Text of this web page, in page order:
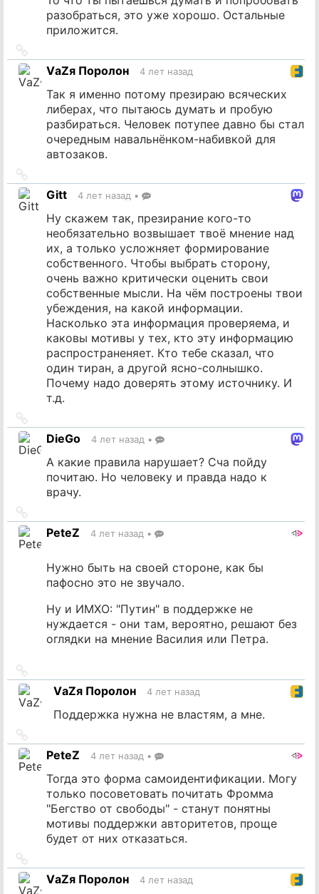
разобраться, это уже хорошо. Остальные
приложится.
на
источник
VаZя Поролон 4 лет назад
Так я именно потому презираю всяческих
либерах, что пытаюсь думать и пробую
разбираться. Человек потупее давно бы стал
очередным навальнёнком-набивкой для
автозаков.
на
источник
Gitt 4 лет назад •
Ну скажем так, презирание кого-то
необязательно возвышает твоё мнение над
их, а только усложняет формирование
собственного. Чтобы выбрать сторону,
очень важно критически оценить свои
собственные мысли. На чём построены твои
убеждения, на какой информации.
Насколько эта информация проверяема, и
каковы мотивы у тех, кто эту информацию
распространеняет. Кто тебе сказал, что
один тиран, а другой ясно-солнышко.
Почему надо доверять этому источнику. И
т.д.
на
источник
DieGo 4 лет назад •
А какие правила нарушает? Сча пойду
почитаю. Но человеку и правда надо к
врачу.
на
источник
PeteZ 4 лет назад •
Нужно быть на своей стороне, как бы
пафосно это не звучало.
Ну и ИМХО: "Путин" в поддержке не
нуждается - они там, вероятно, решают без
оглядки на мнение Василия или Петра.
на
источникVаZя Поролон 4 лет назад
Поддержка нужна не властям, а мне.
на
источник
PeteZ 4 лет назад •
Тогда это форма самоидентификации. Могу
только посоветовать почитать Фромма
"Бегство от свободы" - станут понятны
мотивы поддержки авторитетов, проще
будет от них отказаться.
на
источник
VаZя Поролон 4 лет назад